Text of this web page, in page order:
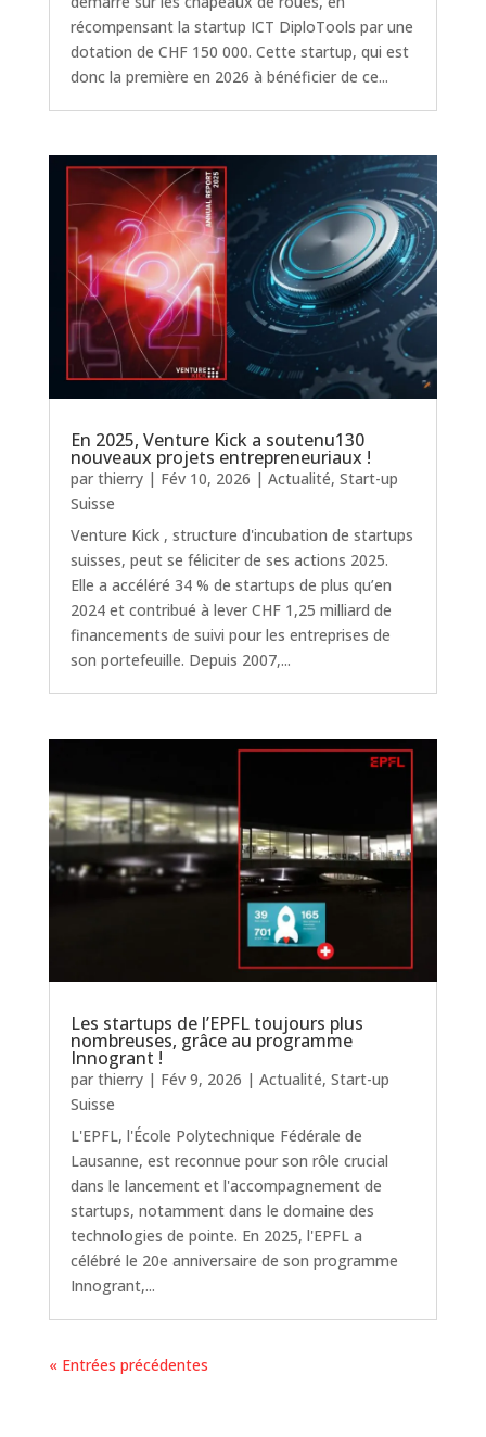
récompensant la startup ICT DiploTools par une
dotation de CHF 150 000. Cette startup, qui est
donc la première en 2026 à bénéficier de ce...
En 2025, Venture Kick a soutenu130
nouveaux projets entrepreneuriaux !
par thierry| Fév 10, 2026 | Actualité, Start-up
Suisse
Venture Kick , structure d'incubation de startups
suisses, peut se féliciter de ses actions 2025.
Elle a accéléré 34 % de startups de plus qu’en
2024 et contribué à lever CHF 1,25 milliard de
financements de suivi pour les entreprises de
son portefeuille. Depuis 2007,...
Les startups de l’EPFL toujours plus
nombreuses, grâce au programme
Innogrant !
par thierry| Fév 9, 2026 | Actualité, Start-up
Suisse
L'EPFL, l'École Polytechnique Fédérale de
Lausanne, est reconnue pour son rôle crucial
dans le lancement et l'accompagnement de
startups, notamment dans le domaine des
technologies de pointe. En 2025, l'EPFL a
célébré le 20e anniversaire de son programme
Innogrant,...
« Entrées précédentes